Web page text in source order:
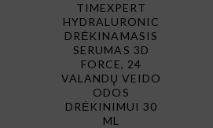
TIMEXPERT
HYDRALURONIC
DRĖKINAMASIS
SERUMAS 3D
FORCE, 24
VALANDŲ VEIDO
ODOS
DRĖKINIMUI 30
ML